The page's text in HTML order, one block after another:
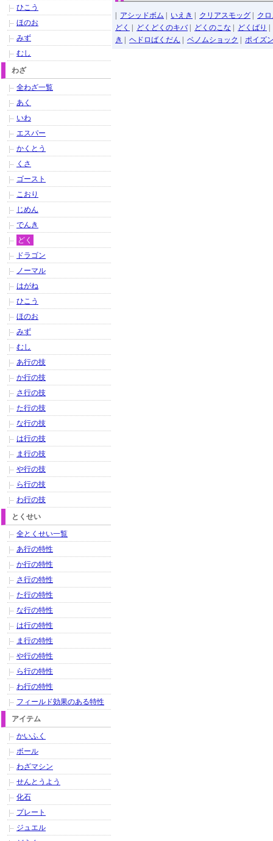
アシッドボム いえき クリアスモッグ
ク
どく
どくどくのキバ| どくのこな どくばり
き
ヘドロばくだん ベノムショック ポイズ
ひこう
ほのお
みず
むし
わざ
全わざ一覧
あく
いわ
エスパー
かくとう
くさ
ゴースト
こおり
じめん
でんき
どく
ドラゴン
ノーマル
はがね
ひこう
ほのお
みず
むし
あ行の技
か行の技
さ行の技
た行の技
な行の技
は行の技
ま行の技
や行の技
ら行の技
わ行の技
とくせい
全とくせい一覧
あ行の特性
か行の特性
さ行の特性
た行の特性
な行の特性
は行の特性
ま行の特性
や行の特性
ら行の特性
わ行の特性
フィールド効果のある特性
アイテム
かいふく
ボール
わざマシン
せんとうよう
化石
プレート
ジュエル